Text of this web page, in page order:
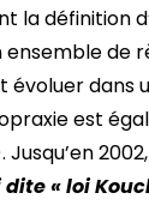
la définition
de
dans
est
dite « loi